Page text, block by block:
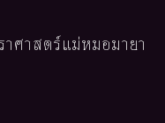
ศาสตร์แม่หมอมายา